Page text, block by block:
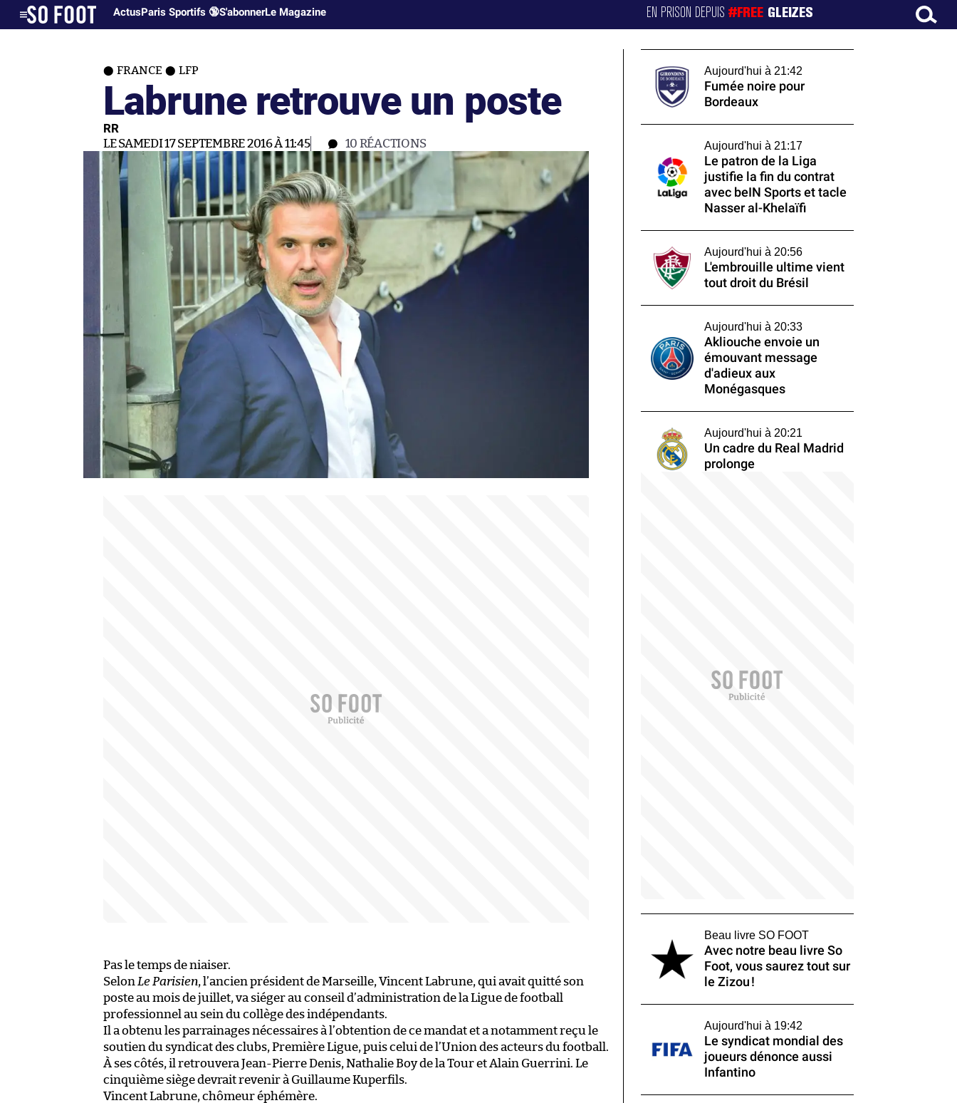
ActusParis Sportifs 🔞S'abonnerLe Magazine EN PRISON DEPUIS#FREE GLEIZES
FRANCE LFP
Labrune retrouve un poste
RR
LE SAMEDI 17 SEPTEMBRE 2016 À 11:45 10 RÉACTIONS
Pas le temps de niaiser.
Selon Le Parisien, l’ancien président de Marseille, Vincent Labrune, qui avait quitté son
poste au mois de juillet, va siéger au conseil d’administration de la Ligue de football
professionnel au sein du collège des indépendants.
Il a obtenu les parrainages nécessaires à l’obtention de ce mandat et a notamment reçu le
soutien du syndicat des clubs, Première Ligue, puis celui de l’Union des acteurs du football.
À ses côtés, il retrouvera Jean-Pierre Denis, Nathalie Boy de la Tour et Alain Guerrini. Le
cinquième siège devrait revenir à Guillaume Kuperfils.
Vincent Labrune, chômeur éphémère.
Aujourd'hui à 21:42
Fumée noire pour
Bordeaux
Aujourd'hui à 21:17
Le patron de la Liga
justifie la fin du contrat
avec beIN Sports et tacle
Nasser al-Khelaïfi
Aujourd'hui à 20:56
L'embrouille ultime vient
tout droit du Brésil
Aujourd'hui à 20:33
Akliouche envoie un
émouvant message
d'adieux aux
Monégasques
Aujourd'hui à 20:21
Un cadre du Real Madrid
prolonge
Beau livre SO FOOT
Avec notre beau livre So
Foot, vous saurez tout sur
le Zizou !
Aujourd'hui à 19:42
Le syndicat mondial des
joueurs dénonce aussi
Infantino